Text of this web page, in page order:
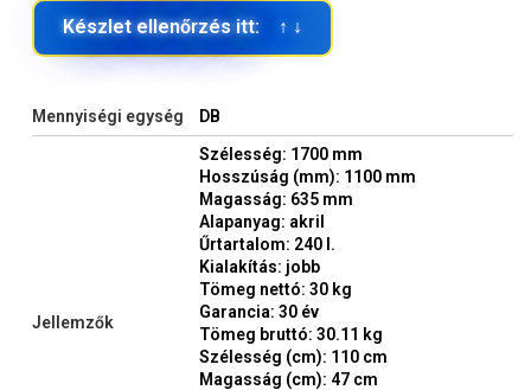
Készlet ellenőrzés itt: ↑ ↓
Mennyiségi egység DB
Jellemzők
Szélesség: 1700 mm
Hosszúság (mm): 1100 mm
Magasság: 635 mm
Alapanyag: akril
Űrtartalom: 240 l.
Kialakítás: jobb
Tömeg nettó: 30 kg
Garancia: 30 év
Tömeg bruttó: 30.11 kg
Szélesség (cm): 110 cm
Magasság (cm): 47 cm